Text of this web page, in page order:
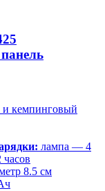
и кемпинговый
лампа — 4
8.5 см